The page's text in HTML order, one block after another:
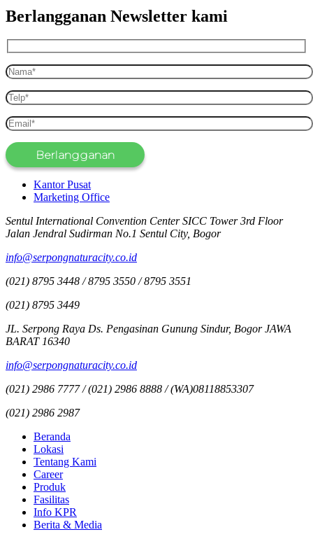
Berlangganan Newsletter kami
Kantor Pusat
Marketing Office
Sentul International Convention Center SICC Tower 3rd Floor
Jalan Jendral Sudirman No.1 Sentul City, Bogor
info@serpongnaturacity.co.id
(021) 8795 3448 / 8795 3550 / 8795 3551
(021) 8795 3449
JL. Serpong Raya Ds. Pengasinan Gunung Sindur, Bogor JAWA
BARAT 16340
info@serpongnaturacity.co.id
(021) 2986 7777 / (021) 2986 8888 / (WA)08118853307
(021) 2986 2987
Beranda
Lokasi
Tentang Kami
Career
Produk
Fasilitas
Info KPR
Berita & Media